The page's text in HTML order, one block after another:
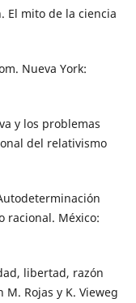
El mito de la ciencia
Nueva York:
y los problemas
del relativismo
racional. México:
libertad, razón
Rojas y K. Vieweg